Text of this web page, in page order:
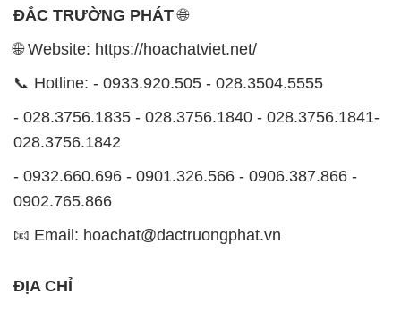
ĐẮC TRƯỜNG PHÁT🌐
🌐 Website: https://hoachatviet.net/
📞 Hotline: - 0933.920.505 - 028.3504.5555
- 028.3756.1835 - 028.3756.1840 - 028.3756.1841-
028.3756.1842
- 0932.660.696 - 0901.326.566 - 0906.387.866 -
0902.765.866
📧 Email: hoachat@dactruongphat.vn
ĐỊA CHỈ